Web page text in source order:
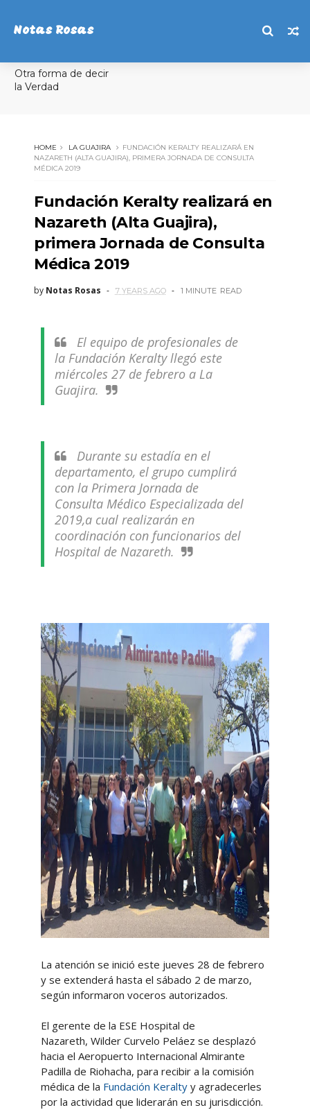
Notas Rosas
Otra forma de decir
la Verdad
HOME LA GUAJIRA
FUNDACIÓN KERALTY REALIZARÁ EN
NAZARETH (ALTA GUAJIRA), PRIMERA JORNADA DE CONSULTA
MÉDICA 2019
Fundación Keralty realizará en
Nazareth (Alta Guajira),
primera Jornada de Consulta
Médica 2019
by Notas Rosas 7 YEARS AGO 1 MINUTE READ
El equipo de profesionales de
la Fundación Keralty llegó este
miércoles 27 de febrero a La
Guajira.
Durante su estadía en el
departamento, el grupo cumplirá
con la Primera Jornada de
Consulta Médico Especializada del
2019,a cual realizarán en
coordinación con funcionarios del
Hospital de Nazareth.
La atención se inició este jueves 28 de febrero
y se extenderá hasta el sábado 2 de marzo,
según informaron voceros autorizados.
El gerente de la ESE Hospital de
Nazareth, Wilder Curvelo Peláez se desplazó
hacia el Aeropuerto Internacional Almirante
Padilla de Riohacha, para recibir a la comisión
médica de la Fundación Keraltyy agradecerles
por la actividad que liderarán en su jurisdicción.